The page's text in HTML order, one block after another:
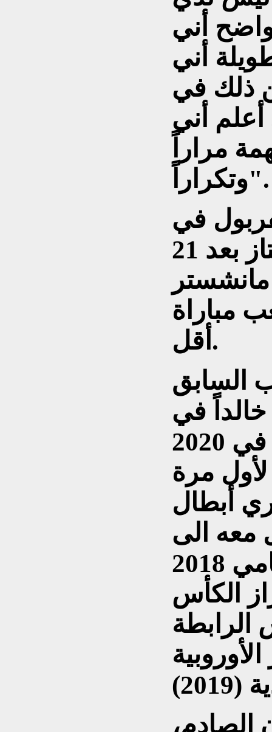
أني
أني
ذلك في
أني
مراراً
وتكراراً".
في
صدارة الدوري الممتاز بعد 21
عن مانشستر
مباراة
أقل.
السابق
خالداً في
تاريخ النادي، بعدما منحه في 2020
مرة
دوري أبطال
ووصل معه الى
النهائي مرتين أيضاً عامي 2018
الكأس
وكأس الرابطة
الأوروبية
الصادم،